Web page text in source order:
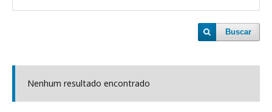
Buscar
Nenhum resultado encontrado